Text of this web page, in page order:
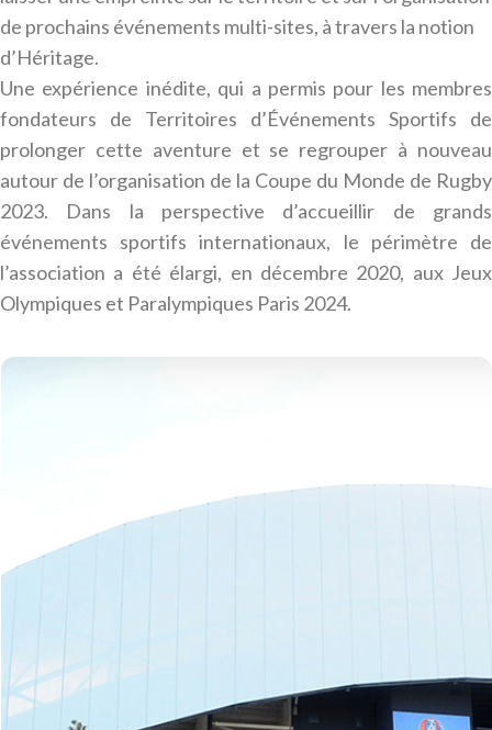
de prochains événements multi-sites, à travers la notion
d’Héritage.
Une expérience inédite, qui a permis pour les membres
fondateurs de Territoires d’Événements Sportifs de
prolonger cette aventure et se regrouper à nouveau
autour de l’organisation de la Coupe du Monde de Rugby
2023. Dans la perspective d’accueillir de grands
événements sportifs internationaux, le périmètre de
l’association a été élargi, en décembre 2020, aux Jeux
Olympiques et Paralympiques Paris 2024.